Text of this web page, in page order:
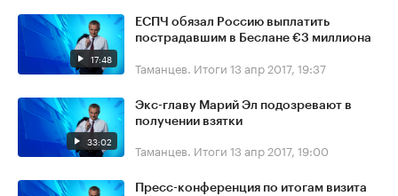
17:48
ЕСПЧ обязал Россию выплатить
пострадавшим в Беслане €3 миллиона
Таманцев. Итоги 13 апр 2017, 19:37
33:02
Экс-главу Марий Эл подозревают в
получении взятки
Таманцев. Итоги 13 апр 2017, 19:00
Пресс-конференция по итогам визита